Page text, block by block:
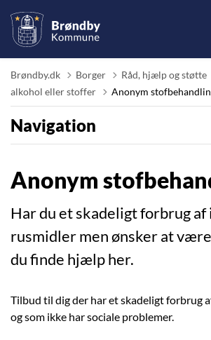
Brøndby.dk Borger Råd, hjælp og støtte
alkohol eller stoffer
Anonym
Navigation
Anonym
Har du et skadeligt forbrug af
rusmidler men ønsker at
du finde hjælp her.
Tilbud til dig der har et skadeligt forbrug
og som ikke har sociale problemer.